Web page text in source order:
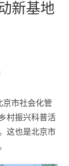
新基地
京市社会化管
村振兴科普活
这也是北京市